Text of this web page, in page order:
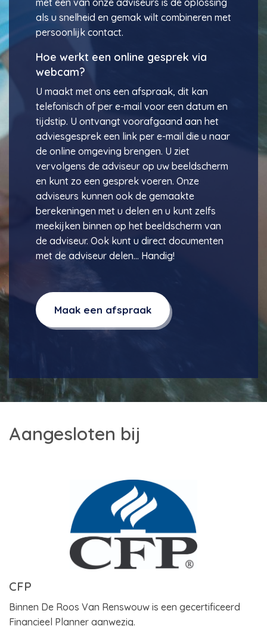
als u snelheid en gemak wilt combineren met
persoonlijk contact.
Hoe werkt een online gesprek via
webcam?
U maakt met ons een afspraak, dit kan
telefonisch of per e-mail voor een datum en
tijdstip. U ontvangt voorafgaand aan het
adviesgesprek een link per e-mail die u naar
de online omgeving brengen. U ziet
vervolgens de adviseur op uw beeldscherm
en kunt zo een gesprek voeren. Onze
adviseurs kunnen ook de gemaakte
berekeningen met u delen en u kunt zelfs
meekijken binnen op het beeldscherm van
de adviseur. Ook kunt u direct documenten
met de adviseur delen… Handig!
Maak een afspraak
Aangesloten bij
CFP
Binnen De Roos Van Renswouw is een gecertificeerd
Financieel Planner aanwezig.